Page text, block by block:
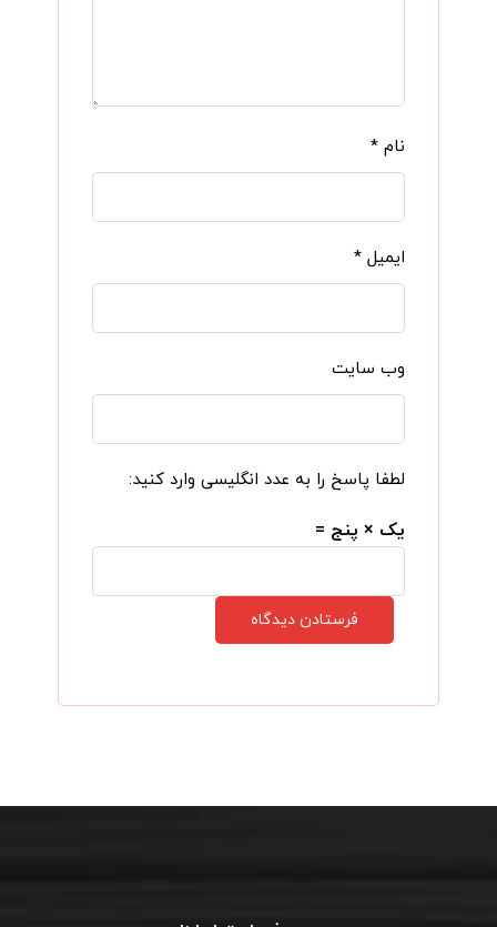
نام*
ایمیل*
وب‌ سایت
لطفا پاسخ را به عدد انگلیسی وارد کنید:
یک × پنج =